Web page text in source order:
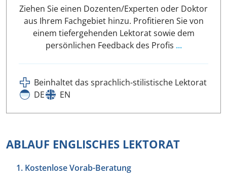
Ziehen Sie einen Dozenten/Experten oder Doktor
aus Ihrem Fachgebiet hinzu. Profitieren Sie von
einem tiefergehenden Lektorat sowie dem
persönlichen Feedback des Profis ...
Beinhaltet das sprachlich-stilistische Lektorat
DE
EN
ABLAUF ENGLISCHES LEKTORAT
1. Kostenlose Vorab-Beratung